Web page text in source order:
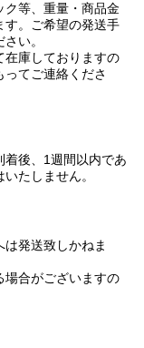
ク等、重量・商品金
す。ご希望の発送手
い。
在庫しておりますの
てご連絡くださ
後、1週間以内であ
たしません。
発送致しかねま
場合がございますの